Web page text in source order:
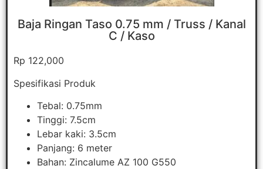
Baja Ringan Taso 0.75 mm / Truss / Kanal
C / Kaso
Rp 122,000
Spesifikasi Produk
Tebal: 0.75mm
Tinggi: 7.5cm
Lebar kaki: 3.5cm
Panjang: 6 meter
Bahan: Zincalume AZ 100 G550